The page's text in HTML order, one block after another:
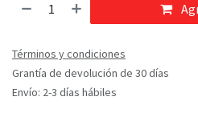
Términos y condiciones
Grantía de devolución de 30 días
Envío: 2-3 días hábiles